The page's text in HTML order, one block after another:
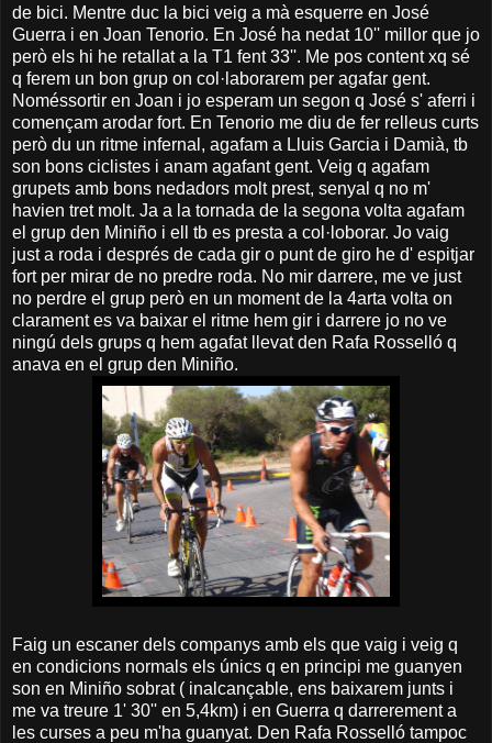
de bici. Mentre duc la bici veig a mà esquerre en José
Guerra i en Joan Tenorio. En José ha nedat 10'' millor que jo
però els hi he retallat a la T1 fent 33''. Me pos content xq sé
q ferem un bon grup on col·laborarem per agafar gent.
Noméssortir en Joan i jo esperam un segon q José s' aferri i
començam arodar fort. En Tenorio me diu de fer relleus curts
però du un ritme infernal, agafam a Lluis Garcia i Damià, tb
son bons ciclistes i anam agafant gent. Veig q agafam
grupets amb bons nedadors molt prest, senyal q no m'
havien tret molt. Ja a la tornada de la segona volta agafam
el grup den Miniño i ell tb es presta a col·loborar. Jo vaig
just a roda i després de cada gir o punt de giro he d' espitjar
fort per mirar de no predre roda. No mir darrere, me ve just
no perdre el grup però en un moment de la 4arta volta on
clarament es va baixar el ritme hem gir i darrere jo no ve
ningú dels grups q hem agafat llevat den Rafa Rosselló q
anava en el grup den Miniño.
Faig un escaner dels companys amb els que vaig i veig q
en condicions normals els únics q en principi me guanyen
son en Miniño sobrat ( inalcançable, ens baixarem junts i
me va treure 1' 30'' en 5,4km) i en Guerra q darrerement a
les curses a peu m'ha guanyat. Den Rafa Rosselló tampoc